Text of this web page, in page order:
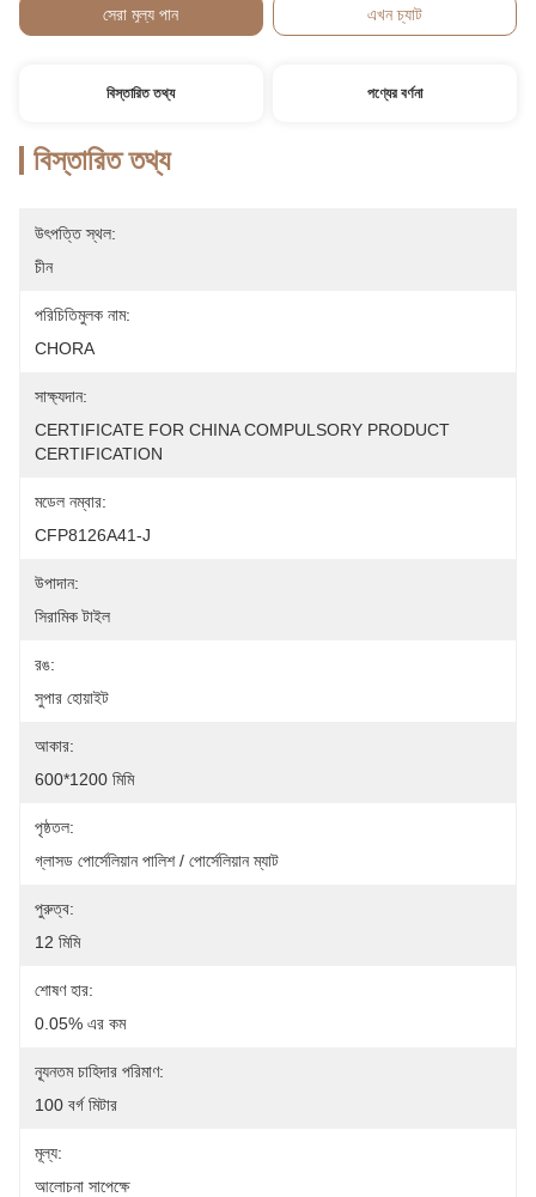
সেরা মূল্য পান এখন চ্যাট
বিস্তারিত তথ্য পণ্যের বর্ণনা
বিস্তারিত তথ্য
উৎপত্তি স্থল:
চীন
পরিচিতিমুলক নাম:
CHORA
সাক্ষ্যদান:
CERTIFICATE FOR CHINA COMPULSORY PRODUCT
CERTIFICATION
মডেল নম্বার:
CFP8126A41-J
উপাদান:
সিরামিক টাইল
রঙ:
সুপার হোয়াইট
আকার:
600*1200 মিমি
পৃষ্ঠতল:
গ্লাসড পোর্সেলিয়ান পালিশ / পোর্সেলিয়ান ম্যাট
পুরুত্ব:
12 মিমি
শোষণ হার:
0.05% এর কম
ন্যূনতম চাহিদার পরিমাণ:
100 বর্গ মিটার
মূল্য:
আলোচনা সাপেক্ষে